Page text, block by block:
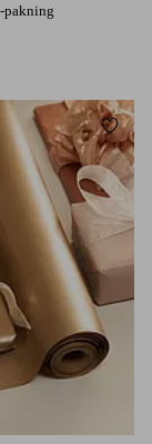
pakning